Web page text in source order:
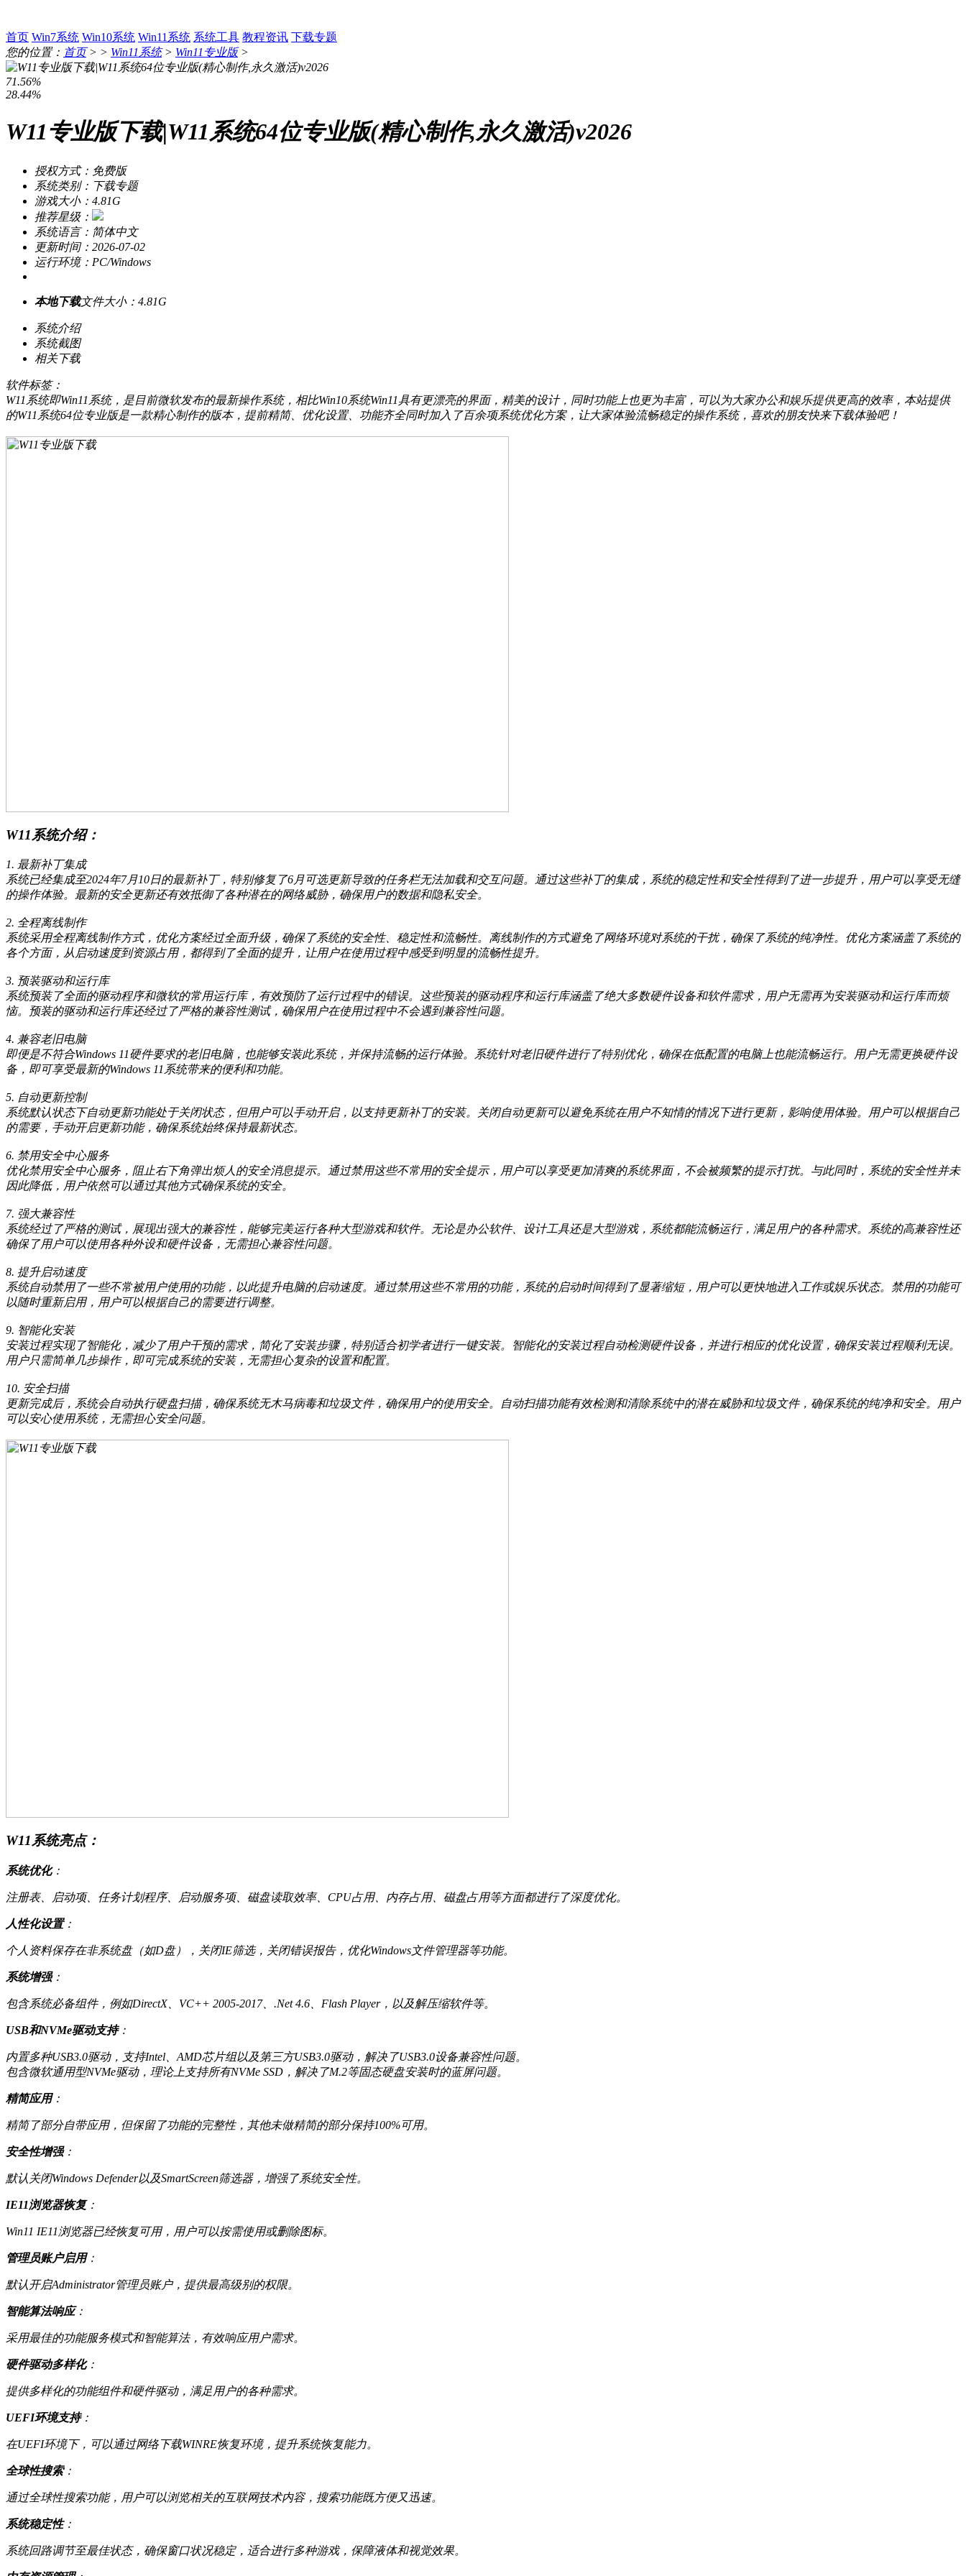
首页 Win7系统 Win10系统 Win11系统 系统工具 教程资讯 下载专题
您的位置： 首页> > Win11系统> Win11专业版>
71.56%
28.44%
W11专业版下载|W11系统64位专业版(精心制作,永久激活)v2026
授权方式：免费版
系统类别：下载专题
游戏大小：4.81G
推荐星级：
系统语言：简体中文
更新时间：2026-07-02
运行环境：PC/Windows
本地下载文件大小：4.81G
系统介绍
系统截图
相关下载
软件标签：
W11系统即Win11系统，是目前微软发布的最新操作系统，相比Win10系统Win11具有更漂亮的界面，精美的设计，同时功能上也更为丰富，可以为大家办公和娱乐提供更高的效率，本站提供
的W11系统64位专业版是一款精心制作的版本，提前精简、优化设置、功能齐全同时加入了百余项系统优化方案，让大家体验流畅稳定的操作系统，喜欢的朋友快来下载体验吧！
W11系统介绍：
1. 最新补丁集成
系统已经集成至2024年7月10日的最新补丁，特别修复了6月可选更新导致的任务栏无法加载和交互问题。通过这些补丁的集成，系统的稳定性和安全性得到了进一步提升，用户可以享受无缝
的操作体验。最新的安全更新还有效抵御了各种潜在的网络威胁，确保用户的数据和隐私安全。
2. 全程离线制作
系统采用全程离线制作方式，优化方案经过全面升级，确保了系统的安全性、稳定性和流畅性。离线制作的方式避免了网络环境对系统的干扰，确保了系统的纯净性。优化方案涵盖了系统的
各个方面，从启动速度到资源占用，都得到了全面的提升，让用户在使用过程中感受到明显的流畅性提升。
3. 预装驱动和运行库
系统预装了全面的驱动程序和微软的常用运行库，有效预防了运行过程中的错误。这些预装的驱动程序和运行库涵盖了绝大多数硬件设备和软件需求，用户无需再为安装驱动和运行库而烦
恼。预装的驱动和运行库还经过了严格的兼容性测试，确保用户在使用过程中不会遇到兼容性问题。
4. 兼容老旧电脑
即便是不符合Windows 11硬件要求的老旧电脑，也能够安装此系统，并保持流畅的运行体验。系统针对老旧硬件进行了特别优化，确保在低配置的电脑上也能流畅运行。用户无需更换硬件设
备，即可享受最新的Windows 11系统带来的便利和功能。
5. 自动更新控制
系统默认状态下自动更新功能处于关闭状态，但用户可以手动开启，以支持更新补丁的安装。关闭自动更新可以避免系统在用户不知情的情况下进行更新，影响使用体验。用户可以根据自己
的需要，手动开启更新功能，确保系统始终保持最新状态。
6. 禁用安全中心服务
优化禁用安全中心服务，阻止右下角弹出烦人的安全消息提示。通过禁用这些不常用的安全提示，用户可以享受更加清爽的系统界面，不会被频繁的提示打扰。与此同时，系统的安全性并未
因此降低，用户依然可以通过其他方式确保系统的安全。
7. 强大兼容性
系统经过了严格的测试，展现出强大的兼容性，能够完美运行各种大型游戏和软件。无论是办公软件、设计工具还是大型游戏，系统都能流畅运行，满足用户的各种需求。系统的高兼容性还
确保了用户可以使用各种外设和硬件设备，无需担心兼容性问题。
8. 提升启动速度
系统自动禁用了一些不常被用户使用的功能，以此提升电脑的启动速度。通过禁用这些不常用的功能，系统的启动时间得到了显著缩短，用户可以更快地进入工作或娱乐状态。禁用的功能可
以随时重新启用，用户可以根据自己的需要进行调整。
9. 智能化安装
安装过程实现了智能化，减少了用户干预的需求，简化了安装步骤，特别适合初学者进行一键安装。智能化的安装过程自动检测硬件设备，并进行相应的优化设置，确保安装过程顺利无误。
用户只需简单几步操作，即可完成系统的安装，无需担心复杂的设置和配置。
10. 安全扫描
更新完成后，系统会自动执行硬盘扫描，确保系统无木马病毒和垃圾文件，确保用户的使用安全。自动扫描功能有效检测和清除系统中的潜在威胁和垃圾文件，确保系统的纯净和安全。用户
可以安心使用系统，无需担心安全问题。
W11系统亮点：
系统优化：
注册表、启动项、任务计划程序、启动服务项、磁盘读取效率、CPU占用、内存占用、磁盘占用等方面都进行了深度优化。
人性化设置：
个人资料保存在非系统盘（如D盘），关闭IE筛选，关闭错误报告，优化Windows文件管理器等功能。
系统增强：
包含系统必备组件，例如DirectX、VC++ 2005-2017、.Net 4.6、Flash Player，以及解压缩软件等。
USB和NVMe驱动支持：
内置多种USB3.0驱动，支持Intel、AMD芯片组以及第三方USB3.0驱动，解决了USB3.0设备兼容性问题。
包含微软通用型NVMe驱动，理论上支持所有NVMe SSD，解决了M.2等固态硬盘安装时的蓝屏问题。
精简应用：
精简了部分自带应用，但保留了功能的完整性，其他未做精简的部分保持100%可用。
安全性增强：
默认关闭Windows Defender以及SmartScreen筛选器，增强了系统安全性。
IE11浏览器恢复：
Win11 IE11浏览器已经恢复可用，用户可以按需使用或删除图标。
管理员账户启用：
默认开启Administrator管理员账户，提供最高级别的权限。
智能算法响应：
采用最佳的功能服务模式和智能算法，有效响应用户需求。
硬件驱动多样化：
提供多样化的功能组件和硬件驱动，满足用户的各种需求。
UEFI环境支持：
在UEFI环境下，可以通过网络下载WINRE恢复环境，提升系统恢复能力。
全球性搜索：
通过全球性搜索功能，用户可以浏览相关的互联网技术内容，搜索功能既方便又迅速。
系统稳定性：
系统回路调节至最佳状态，确保窗口状况稳定，适合进行多种游戏，保障液体和视觉效果。